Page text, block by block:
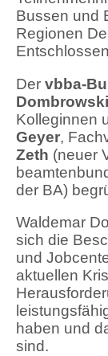
Bussen und
Regionen
Der vbba-
Dombrowski
Kolleginnen
Geyer,
Zeth (neuer
der BA)
Waldemar
sich die
und
aktuellen
haben und
sind.